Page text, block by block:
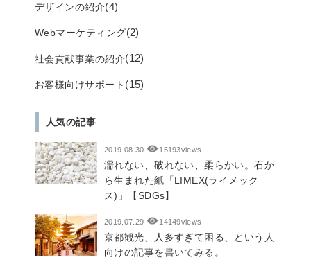
デザインの紹介(4)
Webマーケティング(2)
社会貢献事業の紹介(12)
お客様向けサポート (15)
人気の記事
2019.08.30 15193views
濡れない、破れない、柔らかい。石か
ら生まれた紙「LIMEX(ライメック
ス)」【SDGs】
2019.07.29 14149views
京都観光、人多すぎて困る、という人
向けの記事を書いてみる。